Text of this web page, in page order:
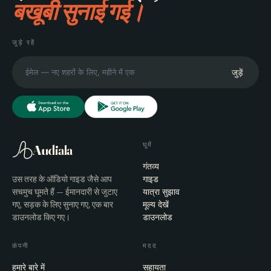
बखूबी सुनाई गई।
जुड़े रहें
जुड़ें
Audiala
उस तरह के ऑडियो गाइड जैसे आप
सचमुच घूमते हैं — ईमानदारी से जुटाए
गए, सड़क के लिए सुनाए गए, एक बार
डाउनलोड किए गए।
घूमें
गंतव्य
गाइड
यात्रा सुझाव
मूल्य देखें
डाउनलोड
कंपनी
हमारे बारे में
मदद
सहायता